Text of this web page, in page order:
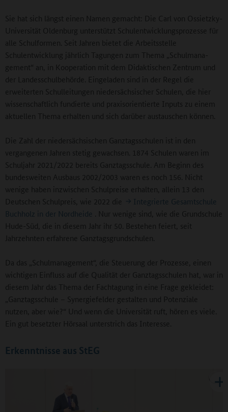
Sie hat sich längst einen Namen gemacht: Die Carl von Ossietzky-
Universität Oldenburg unterstützt Schulentwicklungsprozesse für
alle Schulformen. Seit Jahren bietet die Arbeitsstelle
Schulentwicklung jährlich Tagungen zum Thema „Schul­mana­
gement“ an, in Kooperation mit dem Didaktischen Zentrum und
der Landes­schul­be­hörde. Eingeladen sind in der Regel die
erweiterten Schulleitungen niedersächsischer Schulen, die hier
wissenschaftlich fundierte und praxisorientierte Inputs zu einem
aktuellen Thema erhalten und sich darüber austauschen können.
Die Zahl der niedersächsischen Ganztagsschulen ist in den
vergangenen Jahren stetig gewachsen. 1874 Schulen waren im
Schuljahr 2021/2022 bereits Ganztagsschule. Am Beginn des
bundesweiten Ausbaus 2002/2003 waren es noch 156. Nicht
wenige haben inzwischen Schulpreise erhalten, allein 13 den
Deutschen Schulpreis, wie 2022 die
Integrierte Gesamtschule
Buchholz in der Nordheide . Nur wenige sind, wie die Grundschule
Hude-Süd, die in diesem Jahr ihr 50. Bestehen feiert, seit
Jahrzehnten erfahrene Ganztagsgrundschulen.
Da das „Schulmanagement“, die Steuerung der Prozesse, einen
wichtigen Einfluss auf die Qualität der Ganztagsschulen hat, war in
diesem Jahr das Thema der Fachtagung in eine Frage gekleidet:
„Ganztagsschule – Synergiefelder gestalten und Potenziale
nutzen, aber wie?“ Und wenn die Universität ruft, hören es viele.
Ein gut besetzter Hörsaal unterstrich das Interesse.
Erkenntnisse aus StEG